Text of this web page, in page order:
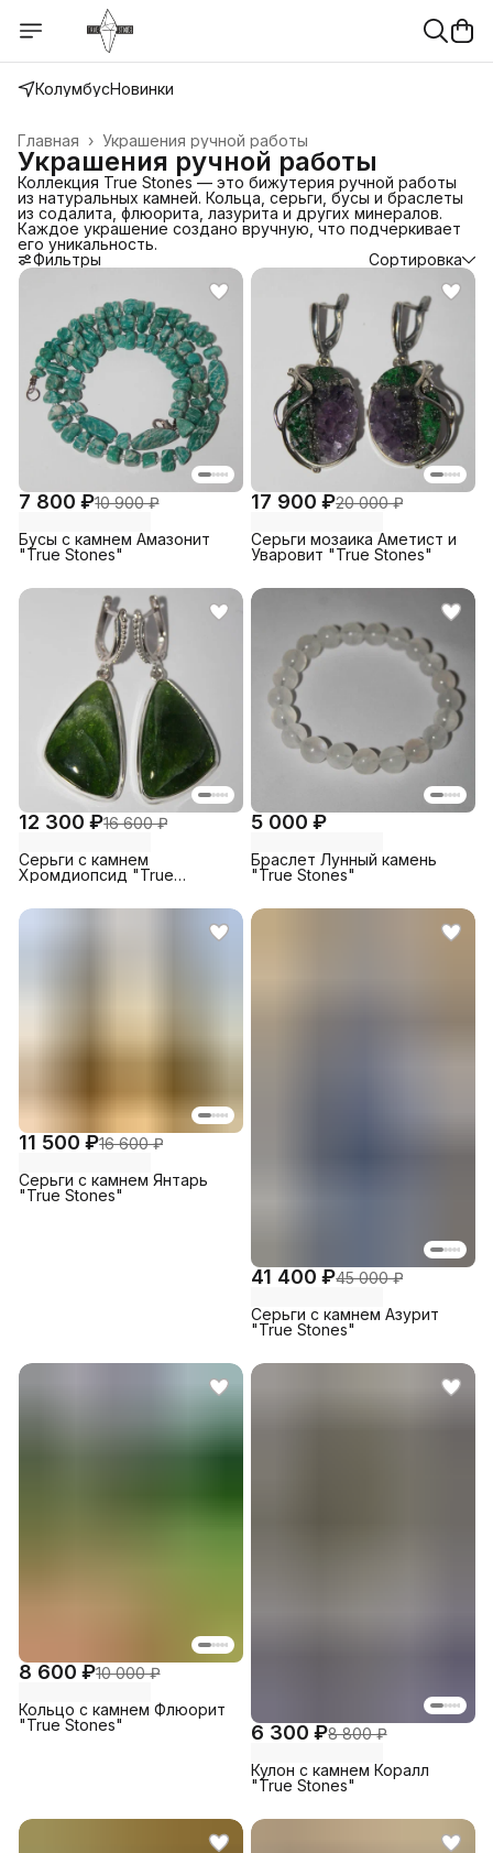
КолумбусНовинки
Украшения ручной работы
Главная ›
Украшения ручной работы
Коллекция True Stones — это бижутерия ручной работы
из натуральных камней. Кольца, серьги, бусы и браслеты
из содалита, флюорита, лазурита и других минералов.
Каждое украшение создано вручную, что подчеркивает
его уникальность.
Фильтры
Сортировка
7 800 ₽10 900 ₽
Бусы с камнем Амазонит
"True Stones"
17 900 ₽20 000 ₽
Серьги мозаика Аметист и
Уваровит "True Stones"
12 300 ₽16 600 ₽
Серьги с камнем
Хромдиопсид "True
5 000 ₽
Браслет Лунный камень
"True Stones"
11 500 ₽16 600 ₽
Серьги с камнем Янтарь
"True Stones"
41 400 ₽45 000 ₽
Серьги с камнем Азурит
"True Stones"
8 600 ₽10 000 ₽
Кольцо с камнем Флюорит
"True Stones"
6 300 ₽8 800 ₽
Кулон с камнем Коралл
"True Stones"